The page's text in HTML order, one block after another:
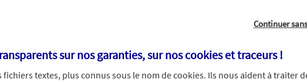
Continuer
sur nos garanties, sur noscookies et traceurs!
textes, plus connus sous le nom decookies. Ils nous aident à traiter